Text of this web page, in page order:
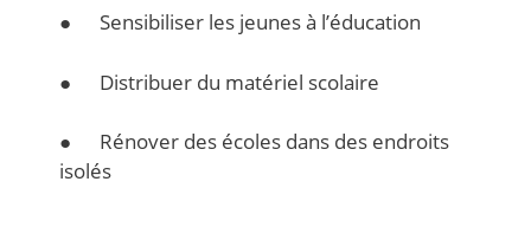
● Sensibiliser les jeunes à l’éducation
● Distribuer du matériel scolaire
● Rénover des écoles dans des endroits
isolés